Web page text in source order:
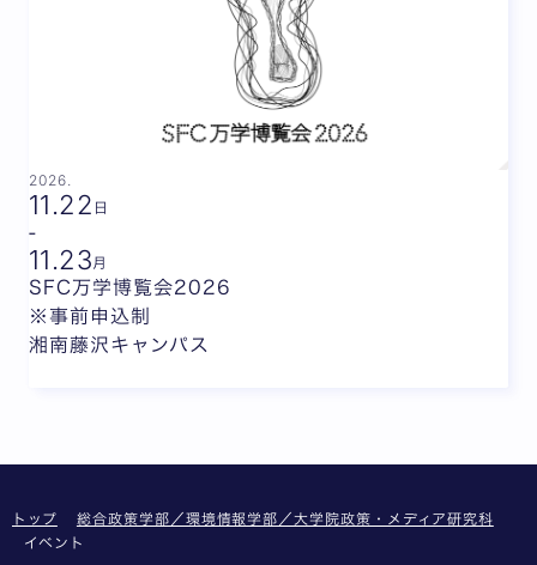
2026.
11.22 日
-
11.23 月
SFC万学博覧会2026
※事前申込制
湘南藤沢キャンパス
トップ
総合政策学部／環境情報学部／大学院政策・メディア研究科
イベント